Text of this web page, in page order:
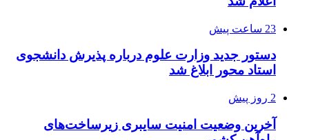
23 ساعت پیش
دستور جدید وزارت علوم درباره پذیرش دانشجوی
استاد محور ابلاغ شد
2 روز پیش
آخرین وضعیت امنیت سایبری زیرساخت‌های